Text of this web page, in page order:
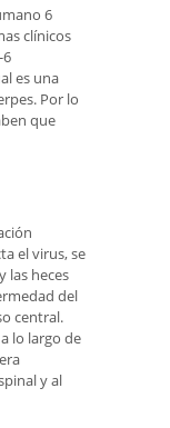
6
clínicos
6
es una
Por lo
que
el virus, se
las heces
del
central.
lo largo de
y al